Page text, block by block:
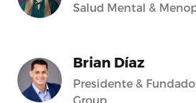
Salud Mental &
Brian Díaz
Presidente &
Group